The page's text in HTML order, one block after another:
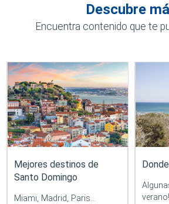
Descubre
Encuentra contenido que te
Mejores destinos de
Santo Domingo
Miami, Madrid, Paris...